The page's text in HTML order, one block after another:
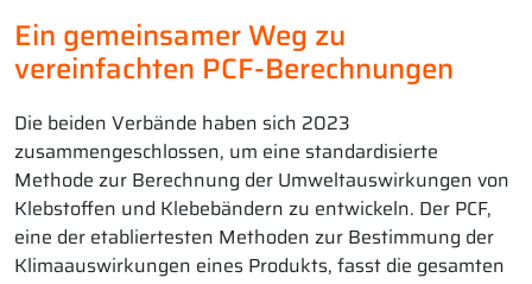
Ein gemeinsamer Weg zu
vereinfachten PCF-Berechnungen
Die beiden Verbände haben sich 2023
zusammengeschlossen, um eine standardisierte
Methode zur Berechnung der Umweltauswirkungen von
Klebstoffen und Klebebändern zu entwickeln. Der PCF,
eine der etabliertesten Methoden zur Bestimmung der
Klimaauswirkungen eines Produkts, fasst die gesamten